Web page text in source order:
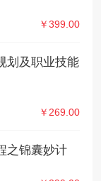
￥399.00
划及职业技能
￥269.00
之锦囊妙计